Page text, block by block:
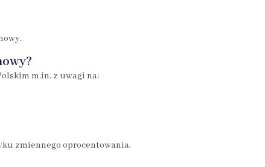
m.in. z uwagi na:
zmiennego oprocentowania,